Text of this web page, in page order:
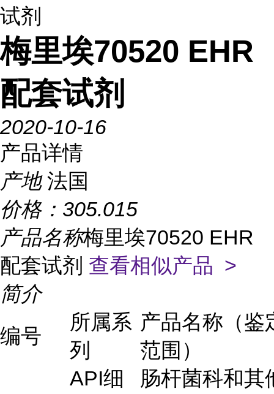
试剂
梅里埃70520 EHR
配套试剂
2020-10-16
产品详情
产地 法国
价格： 305.015
产品名称梅里埃70520 EHR
配套试剂 查看相似产品 >
简介
编号
所属系
列
产品名称（鉴
范围）
API细
肠杆菌科和其